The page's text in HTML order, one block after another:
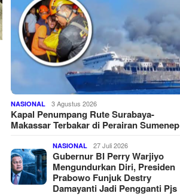
NASIONAL 3 Agustus 2026
Kapal Penumpang Rute Surabaya-
Makassar Terbakar di Perairan Sumenep
NASIONAL 27 Juli 2026
Gubernur BI Perry Warjiyo
Mengundurkan Diri, Presiden
Prabowo Funjuk Destry
Damayanti Jadi Pengganti Pjs